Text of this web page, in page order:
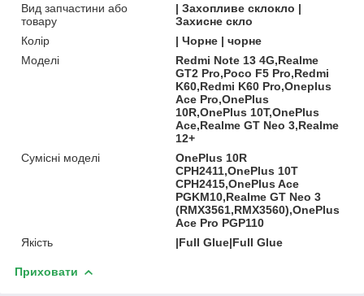
Вид запчастини або
товару
| Захопливе склокло |
Захисне скло
Колір
| Чорне | чорне
Моделі
Redmi Note 13 4G,Realme
GT2 Pro,Poco F5 Pro,Redmi
K60,Redmi K60 Pro,Oneplus
Ace Pro,OnePlus
10R,OnePlus 10T,OnePlus
Ace,Realme GT Neo 3,Realme
12+
Сумісні моделі
OnePlus 10R
CPH2411,OnePlus 10T
CPH2415,OnePlus Ace
PGKM10,Realme GT Neo 3
(RMX3561,RMX3560),OnePlus
Ace Pro PGP110
Якість
|Full Glue|Full Glue
Приховати